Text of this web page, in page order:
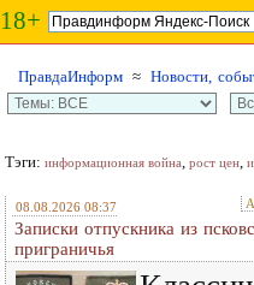
18+
ПравдаИнформ ≈ Новости,
Тэги: информационная война, рост цен,
08.08.2026 08:37
Записки отпускника из
приграничья